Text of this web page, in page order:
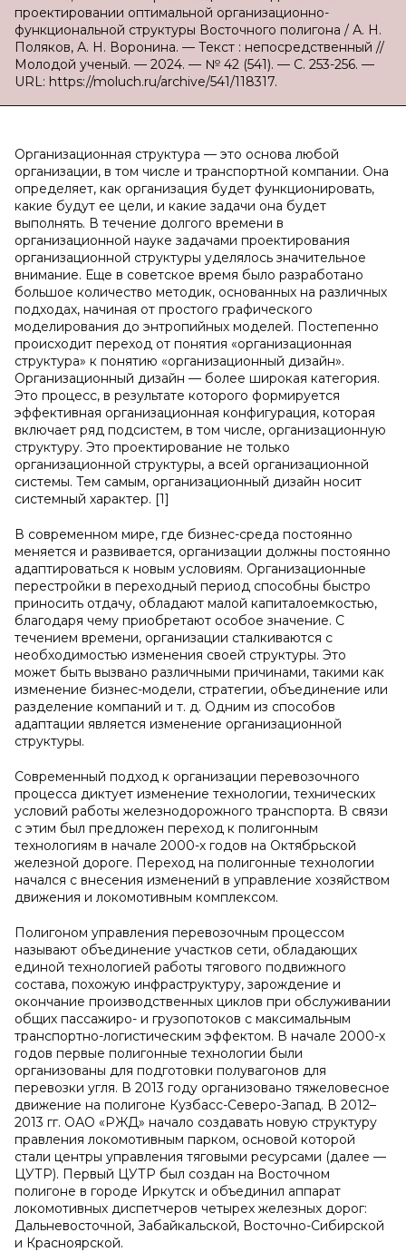
проектировании оптимальной организационно-
функциональной структуры Восточного полигона / А. Н.
Поляков, А. Н. Воронина. — Текст : непосредственный //
Молодой ученый. — 2024. — № 42 (541). — С. 253-256. —
URL: https://moluch.ru/archive/541/118317.
Организационная структура — это основа любой
организации, в том числе и транспортной компании. Она
определяет, как организация будет функционировать,
какие будут ее цели, и какие задачи она будет
выполнять. В течение долгого времени в
организационной науке задачами проектирования
организационной структуры уделялось значительное
внимание. Еще в советское время было разработано
большое количество методик, основанных на различных
подходах, начиная от простого графического
моделирования до энтропийных моделей. Постепенно
происходит переход от понятия «организационная
структура» к понятию «организационный дизайн».
Организационный дизайн — более широкая категория.
Это процесс, в результате которого формируется
эффективная организационная конфигурация, которая
включает ряд подсистем, в том числе, организационную
структуру. Это проектирование не только
организационной структуры, а всей организационной
системы. Тем самым, организационный дизайн носит
системный характер. [1]
В современном мире, где бизнес-среда постоянно
меняется и развивается, организации должны постоянно
адаптироваться к новым условиям. Организационные
перестройки в переходный период способны быстро
приносить отдачу, обладают малой капиталоемкостью,
благодаря чему приобретают особое значение. С
течением времени, организации сталкиваются с
необходимостью изменения своей структуры. Это
может быть вызвано различными причинами, такими как
изменение бизнес-модели, стратегии, объединение или
разделение компаний и т. д. Одним из способов
адаптации является изменение организационной
структуры.
Современный подход к организации перевозочного
процесса диктует изменение технологии, технических
условий работы железнодорожного транспорта. В связи
с этим был предложен переход к полигонным
технологиям в начале 2000-х годов на Октябрьской
железной дороге. Переход на полигонные технологии
начался с внесения изменений в управление хозяйством
движения и локомотивным комплексом.
Полигоном управления перевозочным процессом
называют объединение участков сети, обладающих
единой технологией работы тягового подвижного
состава, похожую инфраструктуру, зарождение и
окончание производственных циклов при обслуживании
общих пассажиро- и грузопотоков с максимальным
транспортно-логистическим эффектом. В начале 2000-х
годов первые полигонные технологии были
организованы для подготовки полувагонов для
перевозки угля. В 2013 году организовано тяжеловесное
движение на полигоне Кузбасс-Северо-Запад. В 2012–
2013 гг. ОАО «РЖД» начало создавать новую структуру
правления локомотивным парком, основой которой
стали центры управления тяговыми ресурсами (далее —
ЦУТР). Первый ЦУТР был создан на Восточном
полигоне в городе Иркутск и объединил аппарат
локомотивных диспетчеров четырех железных дорог:
Дальневосточной, Забайкальской, Восточно-Сибирской
и Красноярской.